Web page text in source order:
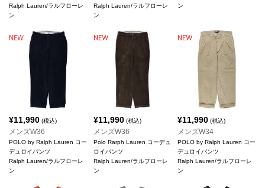
Ralph Lauren/ラルフローレ
ン
Ralph Lauren/ラルフローレ
ン
ン
¥11,990 (税込)
メンズW36
POLO by Ralph Lauren コー
デュロイパンツ
Ralph Lauren/ラルフローレ
ン
¥11,990(税込)
メンズW36
Polo Rarph Lauren コーデュ
ロイパンツ
Ralph Lauren/ラルフローレ
ン
¥11,990 (税込)
メンズW34
POLO by Ralph Lauren コー
デュロイパンツ
Ralph Lauren/ラルフローレ
ン